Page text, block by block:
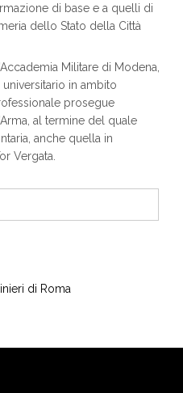
di base e a quelli di
dello Stato della Città
Militare di Modena,
in ambito
prosegue
al termine del quale
anche quella in
Vergata.
di Roma